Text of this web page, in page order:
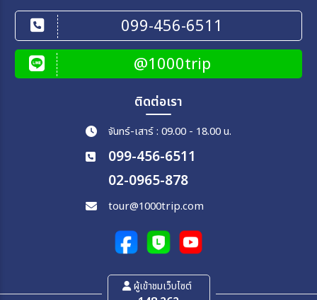
099-456-6511
@1000trip
ติดต่อเรา
จันทร์-เสาร์ : 09.00 - 18.00 น.
099-456-6511
02-0965-878
tour@1000trip.com
ผู้เข้าชมเว็บไซต์